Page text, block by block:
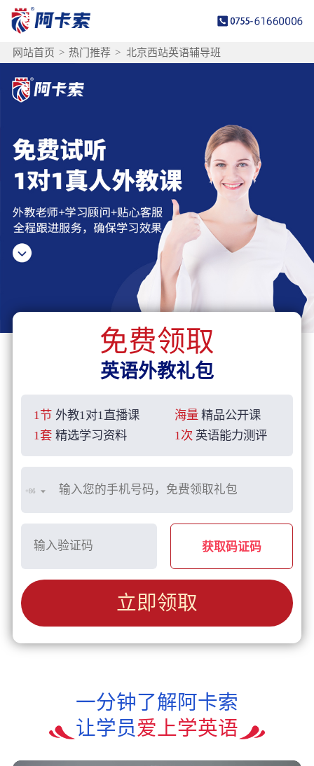
网站首页 > 热门推荐 > 北京西站英语辅导班
免费领取
英语外教礼包
1节 外教1对1直播课 海量 精品公开课
1套 精选学习资料 1次 英语能力测评
+86
获取码证码
立即领取
一分钟了解阿卡索
让学员爱上学英语